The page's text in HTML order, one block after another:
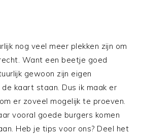
nog veel meer plekken zijn om
Want een beetje goed
gewoon zijn eigen
kaart staan. Dus ik maak er
er zoveel mogelijk te proeven.
vooral goede burgers komen
Heb je tips voor ons? Deel het